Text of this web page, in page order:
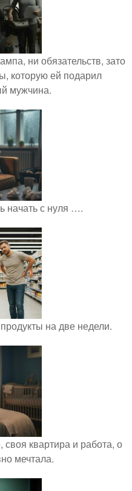
ни обязательств, зато
которую ей подарил
мужчина.
начать с нуля ….
на две недели.
квартира и работа, о
мечтала.